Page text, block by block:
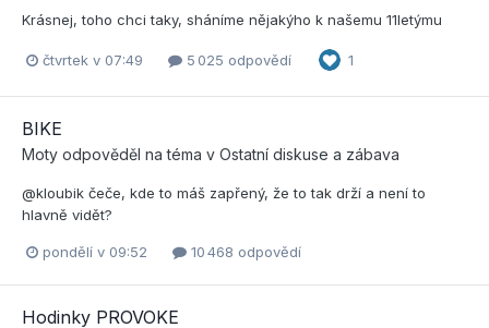
Krásnej, toho chci taky, sháníme nějakýho k našemu 11letýmu
čtvrtek v 07:49 5 025 odpovědí 1
BIKE
Moty odpověděl na téma v Ostatní diskuse a zábava
@kloubik čeče, kde to máš zapřený, že to tak drží a není to
hlavně vidět?
pondělí v 09:52 10 468 odpovědí
Hodinky PROVOKE